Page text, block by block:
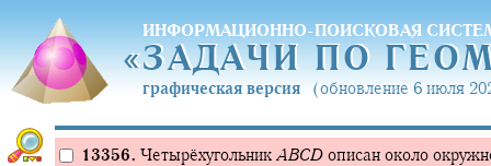
ИНФОРМАЦИОННО-ПОИСКОВАЯ
«ЗАДАЧИ ПО
«ЗАДАЧИ ПО
графическая версия (обновление 6 июля
13356. Четырёхугольник ABCD описан около